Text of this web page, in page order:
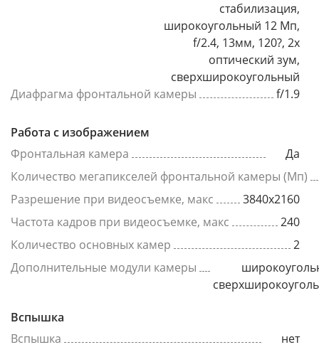
стабилизация,
широкоугольный 12 Мп,
f/2.4, 13мм, 120?, 2x
оптический зум,
сверхширокоугольный
Диафрагма фронтальной камеры
f/1.9
Работа с изображением
Фронтальная камера
Да
Количество мегапикселей фронтальной камеры (Мп)
Разрешение при видеосъемке, макс
3840x2160
Частота кадров при видеосъемке, макс
240
Количество основных камер
2
Дополнительные модули камеры
Вспышка
Вспышка
нет